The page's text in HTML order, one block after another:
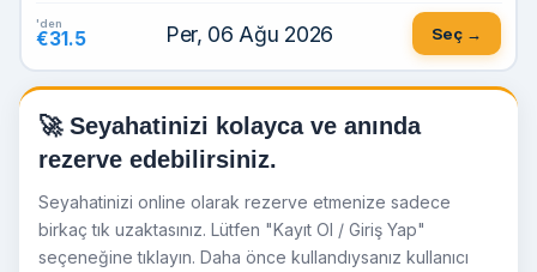
'den
€31.5 Per, 06 Ağu 2026 Seç →
🚀 Seyahatinizi kolayca ve anında
rezerve edebilirsiniz.
Seyahatinizi online olarak rezerve etmenize sadece
birkaç tık uzaktasınız. Lütfen "Kayıt Ol / Giriş Yap"
seçeneğine tıklayın. Daha önce kullandıysanız kullanıcı